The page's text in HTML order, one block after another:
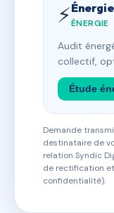
⚡ÉNERGIE
Audit
collectif,
Étude
Demande
destinataire de
relation Syndic
de rectification
confidentialité).